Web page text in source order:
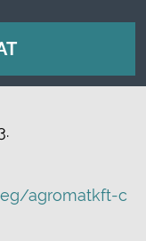
agromatkft-c